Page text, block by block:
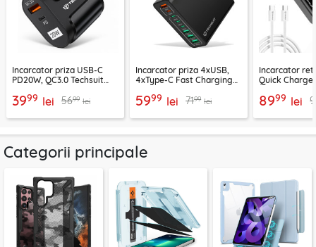
Incarcator priza USB-C
PD20W, QC3.0 Techsuit
CHPD038
3999 lei 5699 lei
Incarcator priza 4xUSB,
4xType-C Fast Charging
negru, CHPD224
5999 lei 7199 lei
Incarcator
Quick Charge
CHC2
8999 lei
Categorii principale